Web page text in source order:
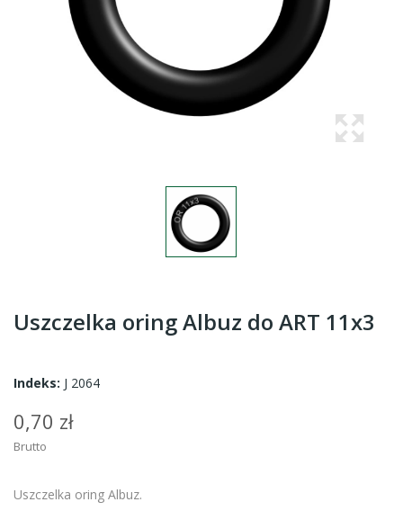
Uszczelka oring Albuz do ART 11x3
Indeks: J 2064
0,70 zł
Brutto
Uszczelka oring Albuz.